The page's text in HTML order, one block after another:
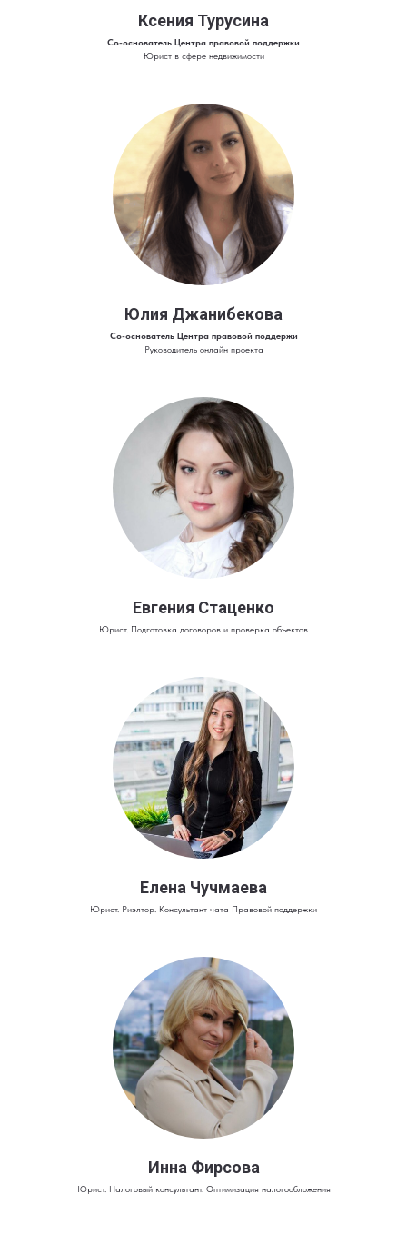
Ксения Турусина
Со-основатель Центра правовой поддержки
Юрист в сфере недвижимости
Юлия Джанибекова
Со-основатель Центра правовой поддержи
Руководитель онлайн проекта
Евгения Стаценко
Юрист. Подготовка договоров и проверка объектов
Елена Чучмаева
Юрист. Риэлтор. Консультант чата Правовой поддержки
Инна Фирсова
Юрист. Налоговый консультант. Оптимизация налогообложения